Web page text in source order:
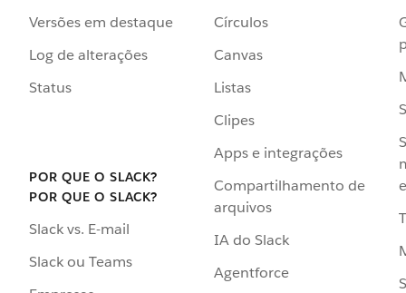
Versões em destaque
Log de alterações
Status
POR QUE O SLACK?
POR QUE O SLACK?
Slack vs. E-mail
Slack ou Teams
Círculos
Canvas
Listas
Clipes
Apps e integrações
Compartilhamento de
arquivos
IA do Slack
Agentforce